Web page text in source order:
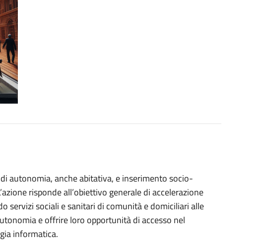
autonomia, anche abitativa, e inserimento socio-
risponde all’obiettivo generale di accelerazione
servizi sociali e sanitari di comunità e domiciliari alle
e offrire loro opportunità di accesso nel
informatica.